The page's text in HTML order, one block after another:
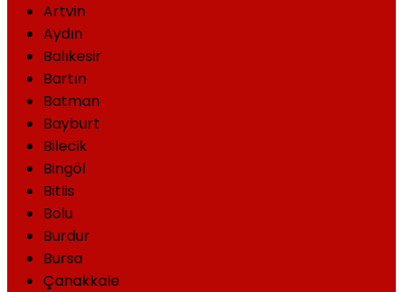
Artvin
Aydın
Balıkesir
Bartın
Batman
Bayburt
Bilecik
Bingöl
Bitlis
Bolu
Burdur
Bursa
Çanakkale